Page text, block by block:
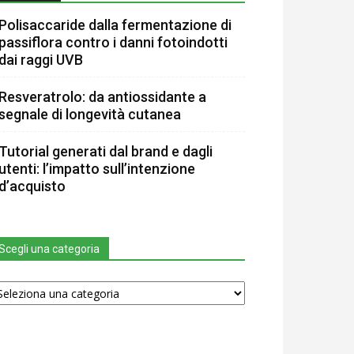
Polisaccaride dalla fermentazione di
passiflora contro i danni fotoindotti
dai raggi UVB
Resveratrolo: da antiossidante a
di longevità cutanea
Tutorial generati dal brand e dagli
utenti: l’impatto sull’intenzione
d’acquisto
una categoria